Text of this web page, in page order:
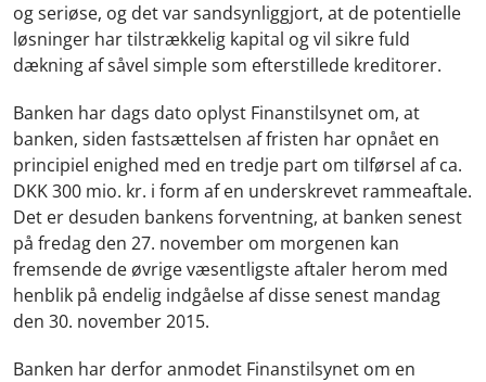
og seriøse, og det var sandsynliggjort, at de potentielle
løsninger har tilstrækkelig kapital og vil sikre fuld
dækning af såvel simple som efterstillede kreditorer.
Banken har dags dato oplyst Finanstilsynet om, at
banken, siden fastsættelsen af fristen har opnået en
principiel enighed med en tredje part om tilførsel af ca.
DKK 300 mio. kr. i form af en underskrevet rammeaftale.
Det er desuden bankens forventning, at banken senest
på fredag den 27. november om morgenen kan
fremsende de øvrige væsentligste aftaler herom med
henblik på endelig indgåelse af disse senest mandag
den 30. november 2015.
Banken har derfor anmodet Finanstilsynet om en